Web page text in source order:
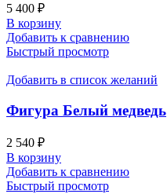
5 400 ₽
В корзину
Добавить к сравнению
Быстрый просмотр
Добавить в список желаний
Фигура Белый медведь
2 540 ₽
В корзину
Добавить к сравнению
Быстрый просмотр